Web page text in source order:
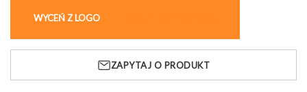
Raipur,
bawełna
organiczna
WYCEŃ Z LOGO
ZAPYTAJ O PRODUKT